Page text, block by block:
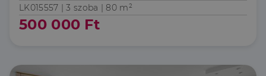
LK015557 |3 szoba | 80 m²
500 000 Ft